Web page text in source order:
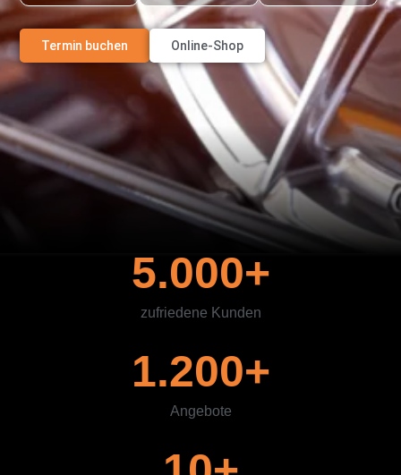
Termin buchen Online-Shop
zufriedene Kunden
5.000+
Angebote
1.200+